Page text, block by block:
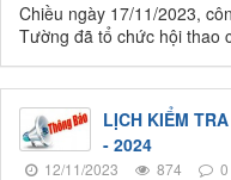
Chiều ngày 17/11/2023,
Tường đã tổ chức hội thao
LỊCH KIỂM
- 2024
12/11/2023 874 0